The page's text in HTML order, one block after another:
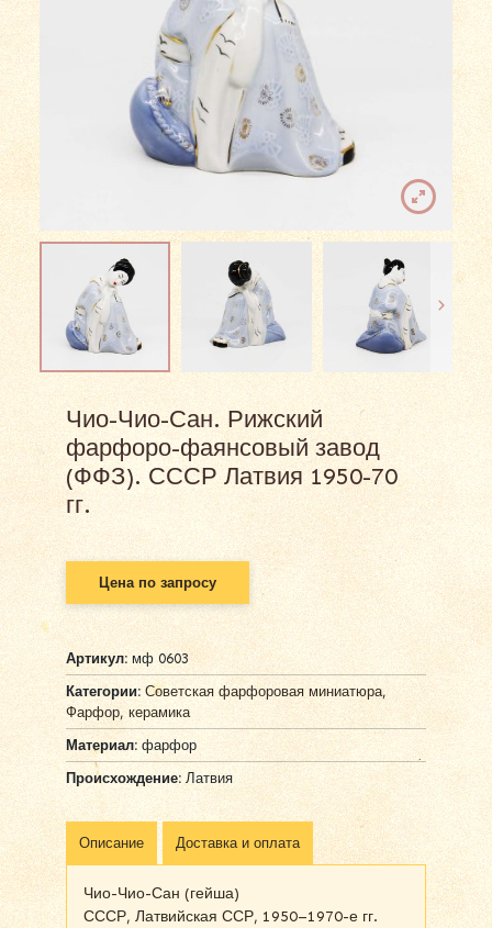
Чио-Чио-Сан. Рижский
фарфоро-фаянсовый завод
(ФФЗ). СССР Латвия 1950-70
гг.
Цена по запросу
Артикул:мф 0603
Категории: Советская фарфоровая миниатюра,
Фарфор, керамика
Материал:фарфор
Происхождение:Латвия
Описание Доставка и оплата
Чио-Чио-Сан (гейша)
СССР, Латвийская ССР, 1950–1970-е гг.